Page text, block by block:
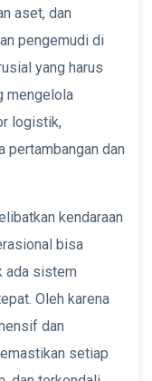
aset, dan
pengemudi di
yang harus
mengelola
logistik,
pertambangan dan
kendaraan
bisa
ada sistem
Oleh karena
dan
setiap